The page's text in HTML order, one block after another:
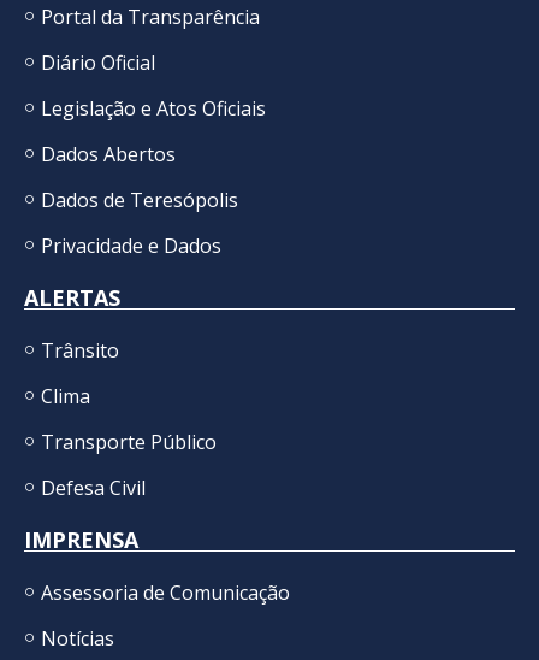
Portal da Transparência
Diário Oficial
Legislação e Atos Oficiais
Dados Abertos
Dados de Teresópolis
Privacidade e Dados
ALERTAS
Trânsito
Clima
Transporte Público
Defesa Civil
IMPRENSA
Assessoria de Comunicação
Notícias